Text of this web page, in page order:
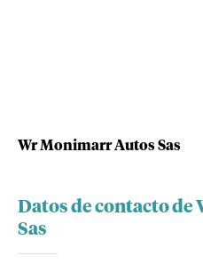
Wr Monimarr Autos Sas
Datos de contacto
Sas